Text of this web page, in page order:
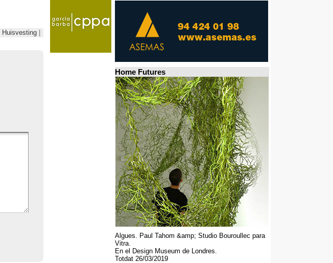
Huisvesting
Home Futures
Algues. Paul Tahom &amp; Studio Bouroullec para
Vitra.
En el Design Museum de Londres.
Totdat 26/03/2019